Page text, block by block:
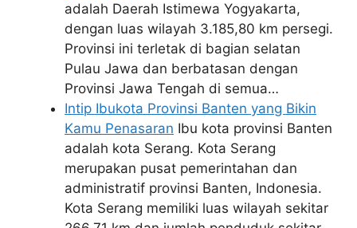
adalah Daerah Istimewa Yogyakarta,
dengan luas wilayah 3.185,80 km persegi.
Provinsi ini terletak di bagian selatan
Pulau Jawa dan berbatasan dengan
Provinsi Jawa Tengah di semua…
Intip Ibukota Provinsi Banten yang Bikin
Kamu Penasaran Ibu kota provinsi Banten
adalah kota Serang. Kota Serang
merupakan pusat pemerintahan dan
administratif provinsi Banten, Indonesia.
Kota Serang memiliki luas wilayah sekitar